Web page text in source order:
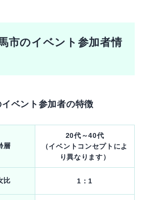
市のイベント参加者情
ベント参加者の特徴
層
20代～40代
（イベントコンセプトによ
り異なります）
比 1：1